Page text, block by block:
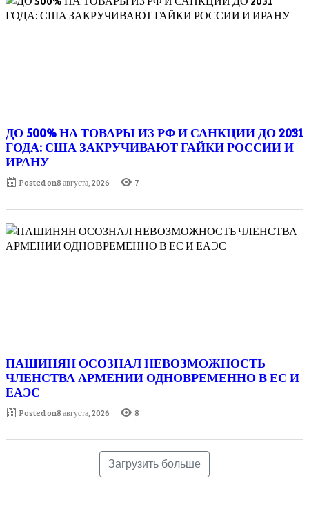
ДО 500% НА ТОВАРЫ ИЗ РФ И САНКЦИИ ДО 2031
ГОДА: США ЗАКРУЧИВАЮТ ГАЙКИ РОССИИ И
ИРАНУ
Posted on8 августа, 2026 7
ПАШИНЯН ОСОЗНАЛ НЕВОЗМОЖНОСТЬ
ЧЛЕНСТВА АРМЕНИИ ОДНОВРЕМЕННО В ЕС И
ЕАЭС
Posted on8 августа, 2026 8
Загрузить больше